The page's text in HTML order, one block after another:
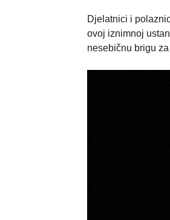
Djelatnici i
ovoj iznimnoj
nesebičnu brigu